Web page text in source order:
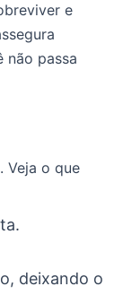
e
não passa
Veja o que
deixando o